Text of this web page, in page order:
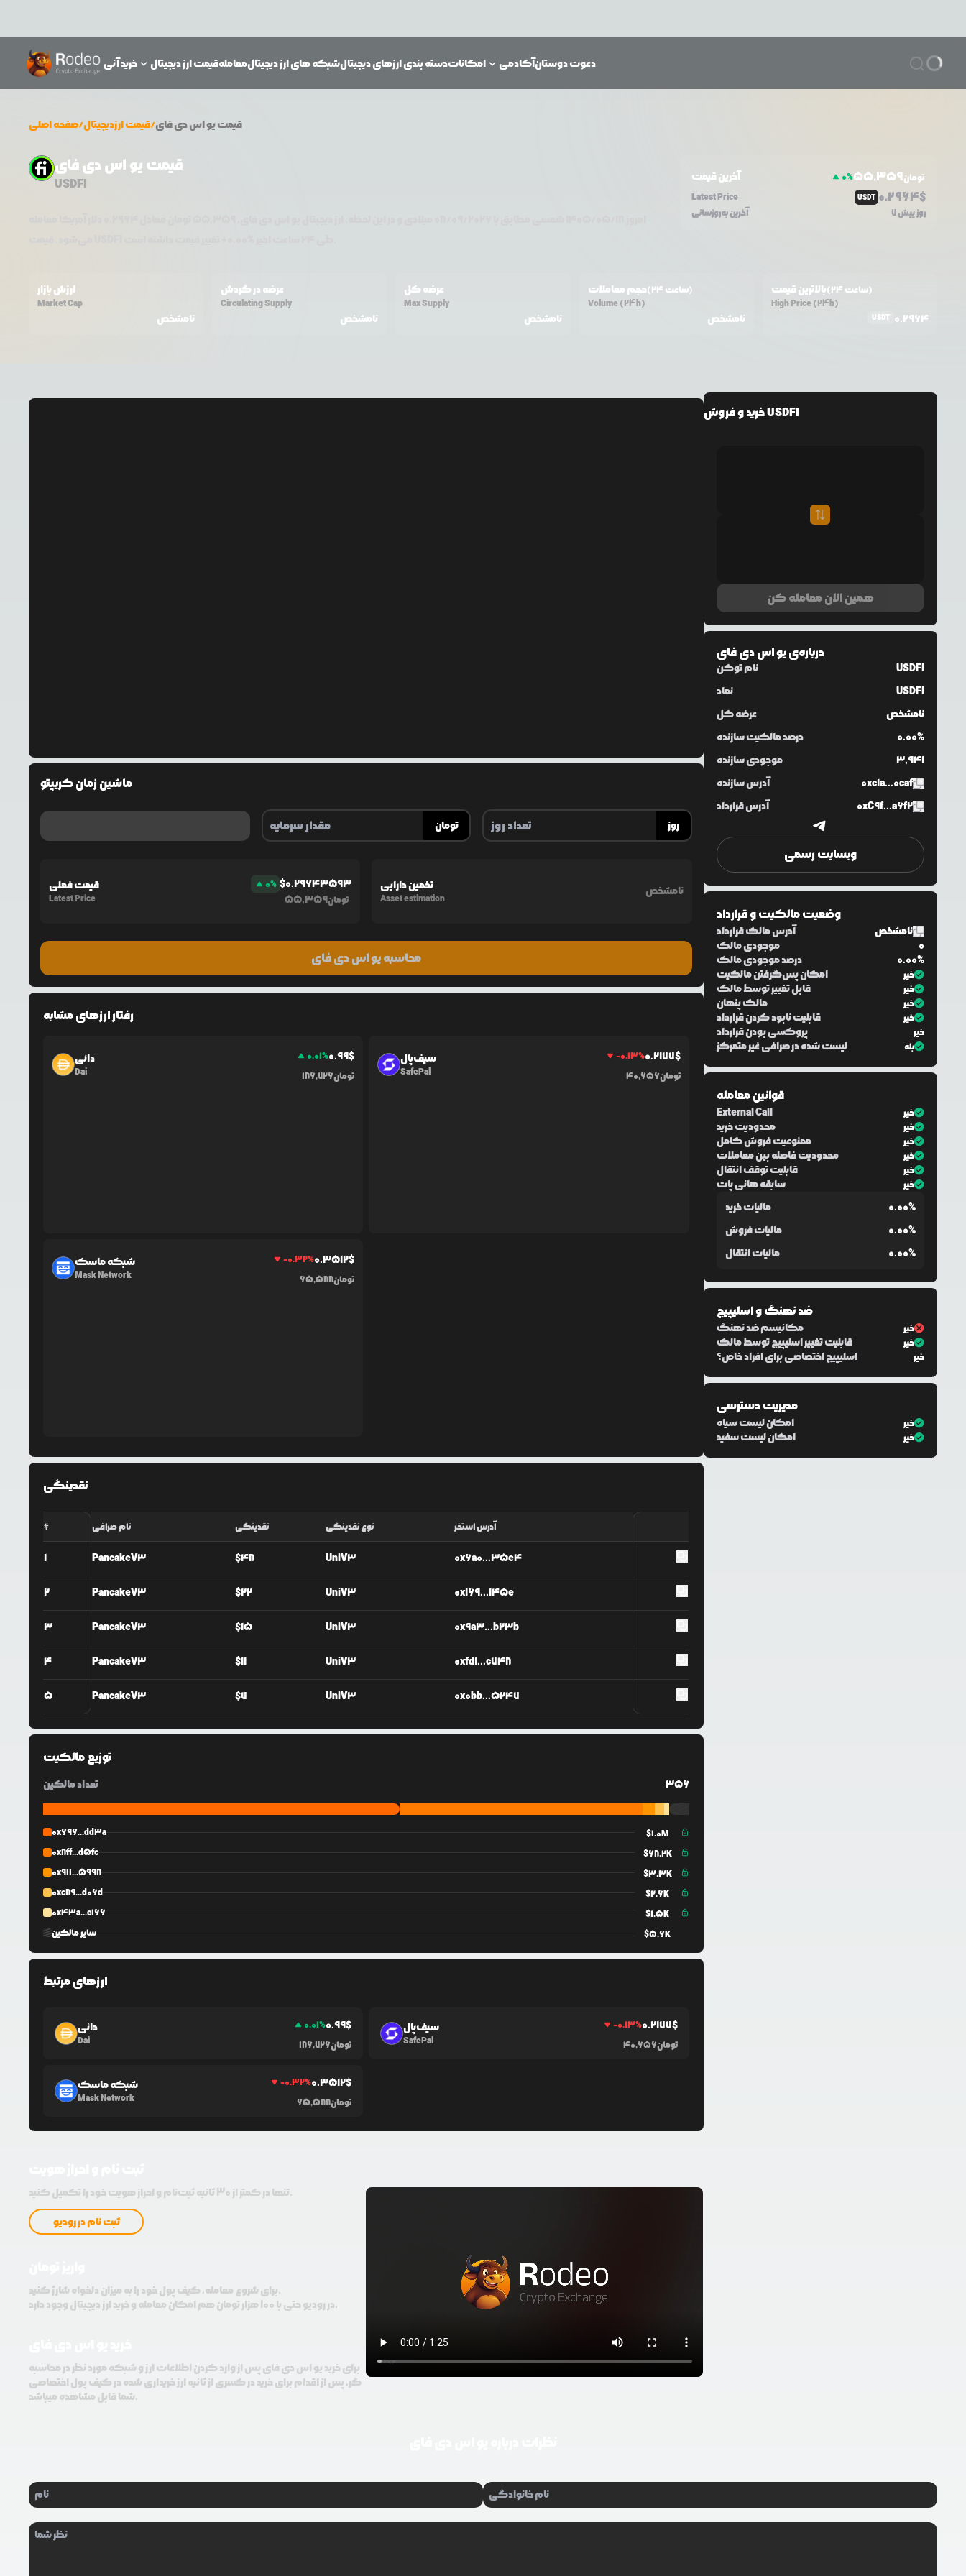
خرید آنی قیمت ارز دیجیتالمعاملهشبکه‌ های ارز دیجیتالدسته بندی ارزهای دیجیتالامکانات آکادمیدعوت دوستان
صفحه اصلی/قیمت ارزدیجیتال/ قیمتیو اس دی فای
قیمت یو اس دی فای
USDFI آخرین قیمت 0%55,359تومان
Latest Price
USDT 0.2964$
آخرین به‌روزسانی 7 روز پیش
ارزش بازار
Market Cap
نامشخص
عرضه در گردش
Circulating Supply
نامشخص
عرضه کل
Max Supply
نامشخص
حجم معاملات
(24 ساعت)
Volume (24h)
نامشخص
بالاترین قیمت
(24 ساعت)
High Price (24h)
USDT 0.2964
ماشین زمان کریپتو
تومان روز
قیمت فعلی
Latest Price
0% $0.29643593
55,359تومان
تخمین دارایی
Asset estimation
نامشخص
محاسبه یو اس دی فای
رفتار ارزهای مشابه
دائی
Dai
0.01%0.99$
186,726تومان
سیف‌پال
SafePal
-0.13%0.2177$
40,656تومان
شبکه ماسک
Mask Network
-0.32%0.3512$
65,588تومان
نقدینگی
# نام صرافی نقدینگی نوع نقدینگی آدرس استخر
1 PancakeV3 $48 UniV3 0x6a0...35e4
2 PancakeV3 $22 UniV3 0x169...145e
3 PancakeV3 $15 UniV3 0x9a3...b23b
4 PancakeV3 $11 UniV3 0xfd1...c748
5 PancakeV3 $7 UniV3 0x0bb...5247
توزیع مالکیت
تعداد مالکین 356
0x696...dd3a $1.0M
0x8ff...d5fc
$68.2K
0x911...5998
$3.3K
0xc89...d06d
$2.6K
0x43a...c166
$1.5K
سایر مالکین
$5.6K
ارزهای مرتبط
دائی
Dai
0.01%0.99$
186,726تومان
سیف‌پال
SafePal
-0.13%0.2177$
40,656تومان
شبکه ماسک
Mask Network
-0.32%0.3512$
65,588تومان
تنها در کمتر از 30 ثانیه ثبت‌نام و احراز هویت خود را تکمیل کنید.
ثبت نام در رودیو
برای شروع معامله، کیف پول خود را به میزان دلخواه شارژ کنید.
در رودیو حتی با 100 هزار تومان هم امکان معامله و خرید ارز دیجیتال وجود دارد.
برای خرید یو اس دی فای پس از وارد کردن اطلاعات ارز و شبکه مورد نظر در محاسبه
گر، پس از اقدام برای خرید در کسری از ثانیه ارز خریداری شده در کیف پول اختصاصی
شما قابل مشاهده میباشد.
خرید و فروش USDFI
همین الان معامله کن
درباره‌ییو اس دی فای
نام توکن
USDFI
نماد
USDFI
عرضه کل
نامشخص
درصد مالکیت سازنده
0.00%
موجودی سازنده
3,941
آدرس سازنده
0xc1a...0caf
آدرس قرارداد
0xC9f...a6f2
وبسایت رسمی
وضعیت مالکیت و قرارداد
آدرس مالک قرارداد
نامشخص
موجودی مالک
0
درصد موجودی مالک
0.00%
امکان پس‌گرفتن مالکیت
خیر
قابل تغییر توسط مالک خیر
مالک پنهان خیر
قابلیت نابود کردن قرارداد خیر
پروکسی بودن قرارداد خیر
لیست شده در صرافی غیر متمرکز بله
قوانین معامله
External Call خیر
محدودیت خرید خیر
ممنوعیت فروش کامل خیر
محدودیت فاصله بین معاملات خیر
قابلیت توقف انتقال خیر
سابقه هانی پات خیر
مالیات خرید
0.00%
مالیات فروش
0.00%
مالیات انتقال
0.00%
ضد نهنگ و اسلیپیج
مکانیسم ضد نهنگ خیر
قابلیت تغییر اسلیپیج توسط مالک خیر
اسلیپیج اختصاصی برای افراد خاص؟ خیر
مدیریت دسترسی
امکان لیست سیاه خیر
امکان لیست سفید خیر